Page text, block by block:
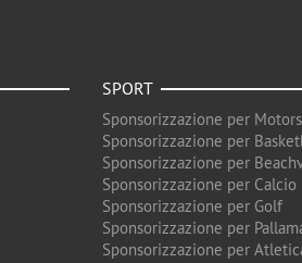
SPORT
Sponsorizzazione per
Sponsorizzazione per
Sponsorizzazione per
Sponsorizzazione per Calcio
Sponsorizzazione per Golf
Sponsorizzazione per
Sponsorizzazione per